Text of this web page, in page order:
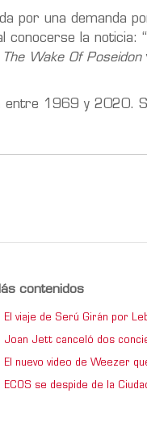
por una demanda
conocerse la
The Wake Of Poseidon
entre 1969 y 2020.
contenidos
El viaje de Serú Girán por
Joan Jett canceló dos
El nuevo video de Weezer
ECOS se despide de la